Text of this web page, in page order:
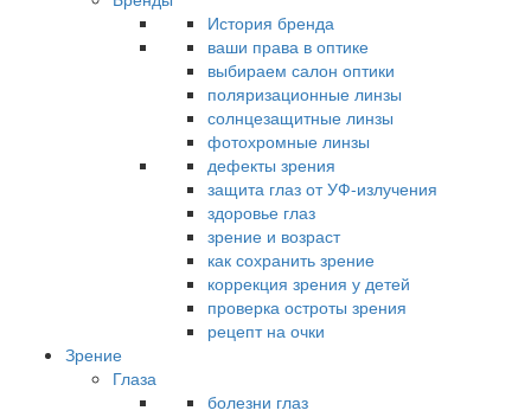
История бренда
ваши права в оптике
выбираем салон оптики
поляризационные линзы
солнцезащитные линзы
фотохромные линзы
дефекты зрения
защита глаз от УФ-излучения
здоровье глаз
зрение и возраст
как сохранить зрение
коррекция зрения у детей
проверка остроты зрения
рецепт на очки
Зрение
Глаза
болезни глаз